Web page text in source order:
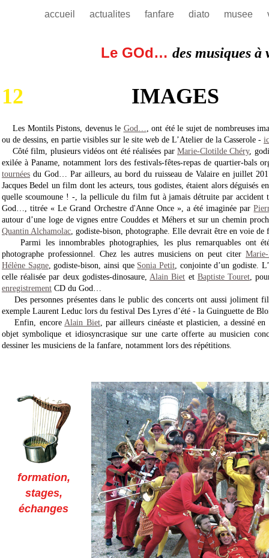
accueil actualites fanfare diato musee
Le GOd… des musiques à
12 IMAGES
Les Montils Pistons, devenus le God…, ont été le sujet de nombreuses
ou de dessins, en partie visibles sur le site web de L’Atelier de la Casserole -
Côté film, plusieurs vidéos ont été réalisées parMarie-Clotilde Chéry,
exilée à Paname, notamment lors des festivals-fêtes-repas de quartier-bals
tournées du God… Par ailleurs, au bord du ruisseau de Valaire en juillet
Jacques Bedel un film dont les acteurs, tous godistes, étaient alors déguisés
quelle scoumoune ! -, la pellicule du film fut à jamais détruite par accident
God…, titrée « Le Grand Orchestre d'Anne Once », a été imaginée par
autour d’une loge de vignes entre Couddes et Méhers et sur un chemin
Quantin Alchamolac, godiste-bison, photographe. Elle devrait être en voie de
Parmi les innombrables photographies, les plus remarquables ont
photographe professionnel. Chez les autres musiciens on peut citer
Hélène Sagne, godiste-bison, ainsi que Sonia Petit, conjointe d’un godiste.
celle réalisée par deux godistes-dinosaure,Alain Biet et Baptiste Touret,
enregistrement CD du God…
Des personnes présentes dans le public des concerts ont aussi joliment
exemple Laurent Leduc lors du festival Des Lyres d’été - la Guinguette de
Enfin, encoreAlain Biet, par ailleurs cinéaste et plasticien, a dessiné
objet symbolique et idiosyncrasique sur une carte offerte au musicien
dessiner les musiciens de la fanfare, notamment lors des répétitions.
formation,
stages,
échanges